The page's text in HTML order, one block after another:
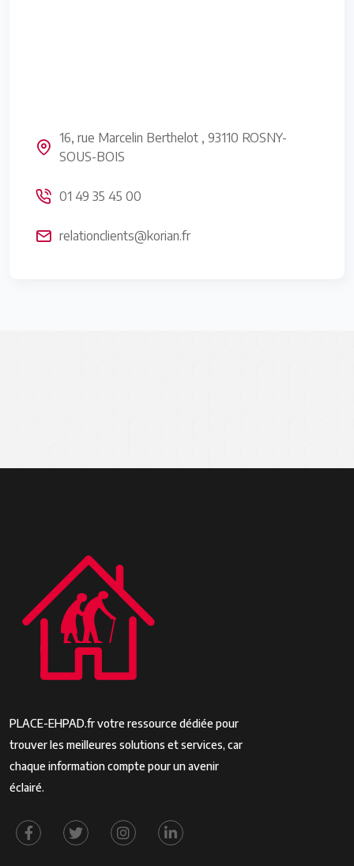
16, rue Marcelin Berthelot , 93110 ROSNY-
SOUS-BOIS
01 49 35 45 00
relationclients@korian.fr
PLACE-EHPAD.fr votre ressource dédiée pour
trouver les meilleures solutions et services, car
chaque information compte pour un avenir
éclairé.